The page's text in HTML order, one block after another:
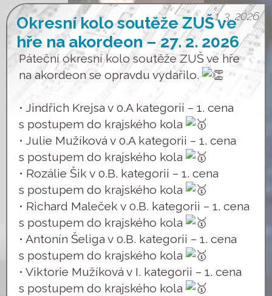
Okresní kolo soutěže ZUŠ ve
hře na akordeon – 27. 2. 2026
1. 3. 2026
Páteční okresní kolo soutěže ZUŠ ve hře
na akordeon se opravdu vydařilo.
•⁠ ⁠Jindřich Krejsa v 0.A kategorii – 1. cena
s postupem do krajského kola
•⁠ ⁠Julie Mužíková v 0.A kategorii – 1. cena
s postupem do krajského kola
•⁠ ⁠Rozálie Šik v 0.B. kategorii – 1. cena
s postupem do krajského kola
•⁠ ⁠⁠Richard Maleček v 0.B. kategorii – 1. cena
s postupem do krajského kola
•⁠ ⁠⁠Antonín Šeliga v 0.B. kategorii – 1. cena
s postupem do krajského kola
•⁠ ⁠⁠Viktorie Mužíková v I. kategorii – 1. cena
s postupem do krajského kola